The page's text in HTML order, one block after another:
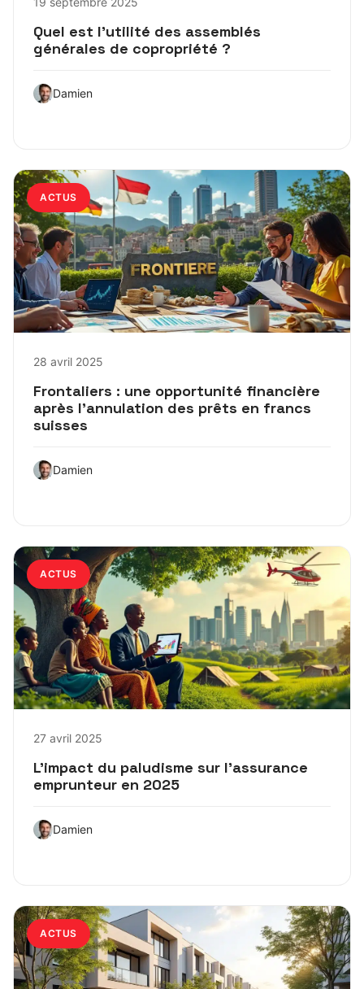
Quel est l’utilité des assemblés
générales de copropriété ?
Damien
ACTUS
28 avril 2025
Frontaliers : une opportunité financière
après l’annulation des prêts en francs
suisses
Damien
ACTUS
27 avril 2025
L’impact du paludisme sur l’assurance
emprunteur en 2025
Damien
ACTUS